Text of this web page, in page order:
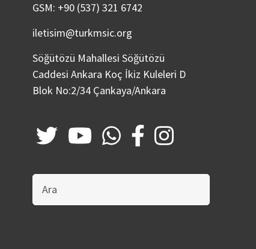
GSM: +90 (537) 321 6742
iletisim@turkmsic.org
Söğütözü Mahallesi Söğütözü
Caddesi Ankara Koç İkiz Kuleleri D
Blok No:2/34 Çankaya/Ankara
Bu
sitede
ara